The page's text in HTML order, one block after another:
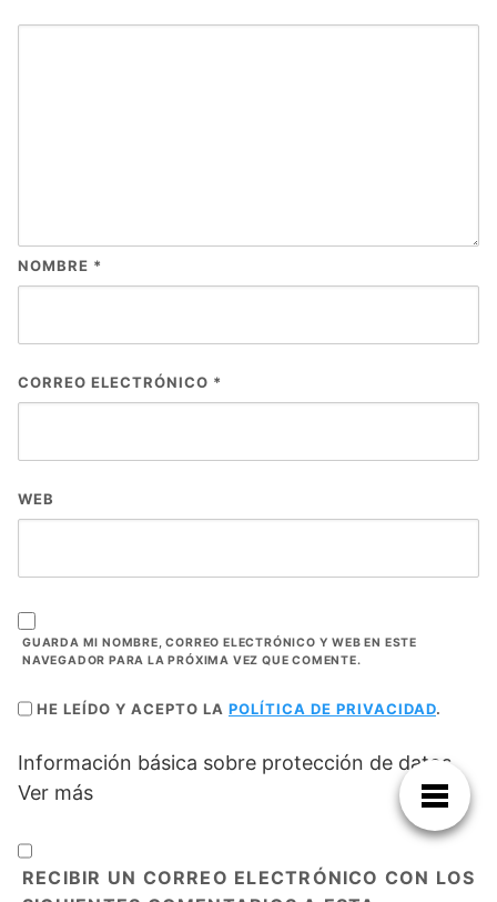
NOMBRE *
CORREO ELECTRÓNICO *
WEB
GUARDA MI NOMBRE, CORREO ELECTRÓNICO Y WEB EN ESTE
NAVEGADOR PARA LA PRÓXIMA VEZ QUE COMENTE.
HE LEÍDO Y ACEPTO LA POLÍTICA DE PRIVACIDAD.
Información básica sobre protección de datos
Ver más
RECIBIR UN CORREO ELECTRÓNICO CON LOS